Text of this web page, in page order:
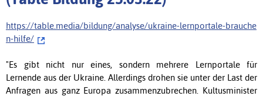
https://table.media/bildung/analyse/ukraine-lernportale-brauche
n-hilfe/
"Es gibt nicht nur eines, sondern mehrere Lernportale für
Lernende aus der Ukraine. Allerdings drohen sie unter der Last der
Anfragen aus ganz Europa zusammenzubrechen. Kultusminister